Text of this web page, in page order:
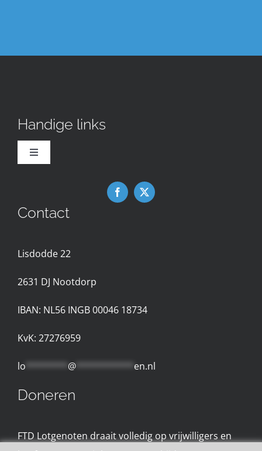
Handige links
Toggle
Nieuws
Contact met de Expertgroep
Gebruiksvoorwaarden
Contact
Lisdodde 22
2631 DJ Nootdorp
IBAN: NL56 INGB 00046 18734
KvK: 27276959
lo ******** @*********** en.nl
Doneren
FTD Lotgenoten draait volledig op vrijwilligers en